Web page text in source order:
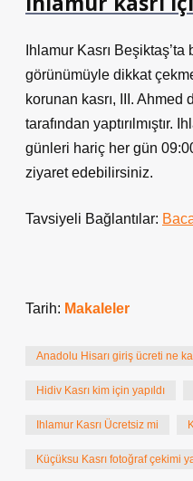
Ihlamur Kasrı
görünümüyle dikkat
korunan kasrı, III. Ahmed
tarafından yaptırılmıştır.
günleri hariç her gün
ziyaret edebilirsiniz.
Tavsiyeli Bağlantılar:
Tarih: Makaleler
Anadolu Hisarı giriş ücreti ne
Hidiv Kasrı kim için yapıldı
Ihlamur Kasrı Ücretsiz mi
Küçüksu Kasrı fotoğraf çekimi